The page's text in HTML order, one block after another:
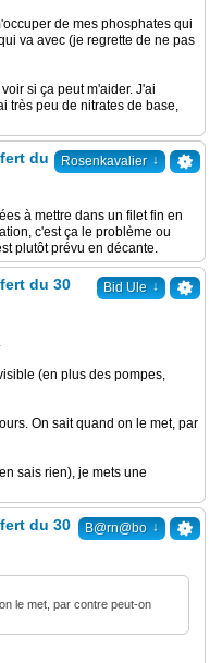
de mes phosphates qui
va avec (je regrette de ne pas
si ça peut m'aider. J'ai
très peu de nitrates de base,
Rosenkavalier ↓
du
à mettre dans un filet fin en
c'est ça le problème ou
plutôt prévu en décante.
Bid Ule ↓
du 30
(en plus des pompes,
On sait quand on le met, par
sais rien), je mets une
B@rn@bo ↓
du 30
le met, par contre peut-on